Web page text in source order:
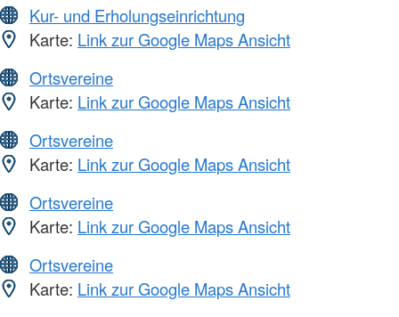
Kur- und Erholungseinrichtung
Karte: Link zur Google Maps Ansicht
Ortsvereine
Karte: Link zur Google Maps Ansicht
Ortsvereine
Karte: Link zur Google Maps Ansicht
Ortsvereine
Karte: Link zur Google Maps Ansicht
Ortsvereine
Karte: Link zur Google Maps Ansicht